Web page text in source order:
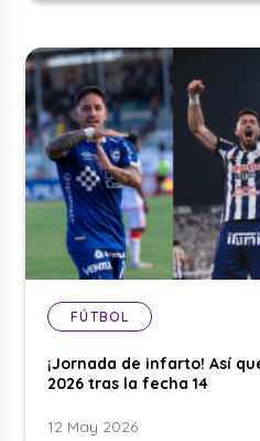
FÚTBOL
¡Jornada de infarto! Así
2026 tras la fecha 14
12 May 2026